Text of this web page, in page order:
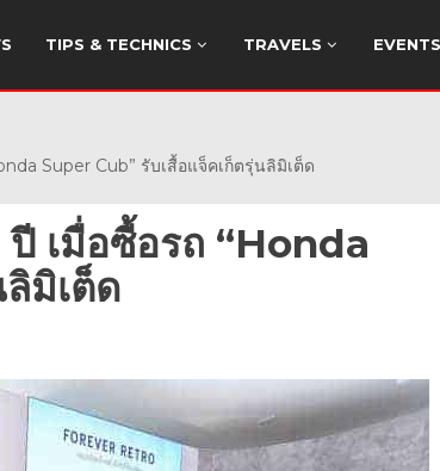
TIPS & TECHNICS TRAVELS EVENTS
Super Cub” รับเสื้อแจ็คเก็ตรุ่นลิมิเต็ด
เมื่อซื้อรถ “Honda
มิเต็ด